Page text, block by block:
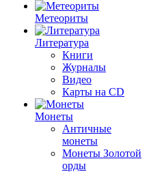
Метеориты
Литература
Книги
Журналы
Видео
Карты на CD
Монеты
Античные
монеты
Монеты Золотой
орды